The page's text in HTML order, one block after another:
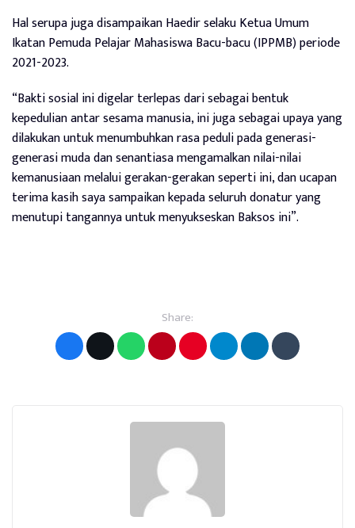
Hal serupa juga disampaikan Haedir selaku Ketua Umum
Ikatan Pemuda Pelajar Mahasiswa Bacu-bacu (IPPMB) periode
2021-2023.
“Bakti sosial ini digelar terlepas dari sebagai bentuk
kepedulian antar sesama manusia, ini juga sebagai upaya yang
dilakukan untuk menumbuhkan rasa peduli pada generasi-
generasi muda dan senantiasa mengamalkan nilai-nilai
kemanusiaan melalui gerakan-gerakan seperti ini, dan ucapan
terima kasih saya sampaikan kepada seluruh donatur yang
menutupi tangannya untuk menyukseskan Baksos ini”.
Share: